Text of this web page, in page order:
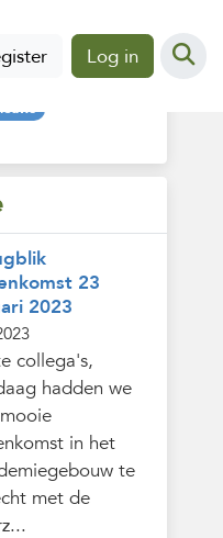
Log in
23
2023
collega's,
hadden we
in het
te
met de